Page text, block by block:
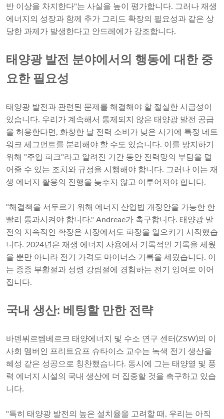
반 이상을 차지한다"는 사실을 높이 평가합니다. 그러나 재생
에너지의 성장과 함께 추가 그리드 확장의 필요성과 같은 상
당한 과제가 발생한다고 안드레에가 강조합니다.
태양광 발전 분야에서의 행동에 대한 중
요한 필요성
태양광 발전과 관련된 문제를 해결해야 할 절실한 시급성이
있습니다. 우리가 계속해서 통제되지 않은 태양광 발전 공급
을 허용한다면, 화창한 날 전력 소비가 낮은 시기에 특정 네트
워크 세그먼트를 분리해야 할 수도 있습니다. 이를 방지하기
위해 "주입 피크"라고 알려진 기간 동안 전력망의 부담을 덜
어줄 수 있는 조치와 규정을 시행해야 합니다. 그러나 이는 재
생 에너지 활용의 진행을 늦추지 않고 이루어져야 합니다.
"해결책을 서두르기 위해 에너지 산업법 개정안을 가능한 한
빨리 통과시켜야 합니다." Andreae가 촉구합니다. 태양광 발
전의 지속적인 확장은 시장에서도 파장을 일으키기 시작했습
니다. 2024년은 재생 에너지 사용에서 기록적인 기록을 세웠
을 뿐만 아니라 전기 가격도 마이너스 기록을 세웠습니다. 이
는 종종 부활절과 성령 강림절에 경험하는 전기 잉여로 이어
집니다.
국내 생산: 베팅할 만한 전략
바덴뷔르템베르크 태양에너지 및 수소 연구 센터(ZSW)의 이
사회 멤버인 프리트요프 슈타이스 교수는 녹색 전기 생산을
혜성 같은 성공으로 칭찬했습니다. 동시에 그는 태양열 및 풍
력 에너지 시설의 국내 생산에 더 집중할 것을 촉구하고 있습
니다.
"특히 태양광 발전의 높은 설치율을 고려할 때, 우리는 아직